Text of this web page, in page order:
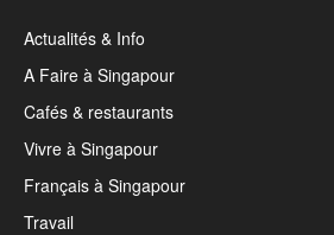
Actualités & Info
A Faire à Singapour
Cafés & restaurants
Vivre à Singapour
Français à Singapour
Travail